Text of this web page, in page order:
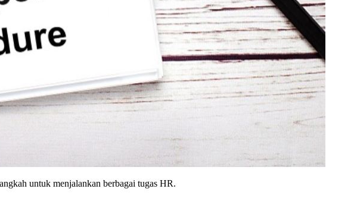
untuk menjalankan berbagai tugas HR.